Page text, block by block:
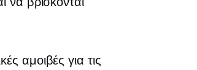
αμοιβές για τις